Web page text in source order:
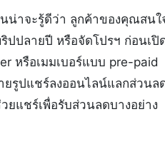
น่าจะรู้ดีว่า ลูกค้าของคุณสนใ
ปลายปี หรือจัดโปรฯ ก่อนเปิ
หรือเมมเบอร์แบบ pre-paid
ยรูปแชร์ลงออนไลน์แลกส่วนล
ยแชร์เพื่อรับส่วนลดบางอย่าง